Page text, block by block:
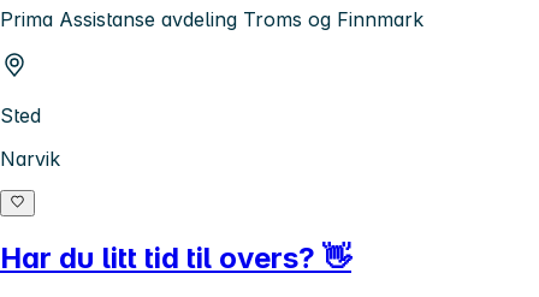
Prima Assistanse avdeling Troms og Finnmark
Sted
Narvik
Har du litt tid til overs? 👋